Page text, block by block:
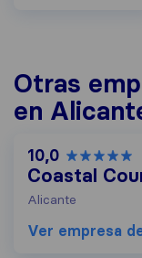
Otras
en
10,0
Coastal
Alicante
Ver empresa